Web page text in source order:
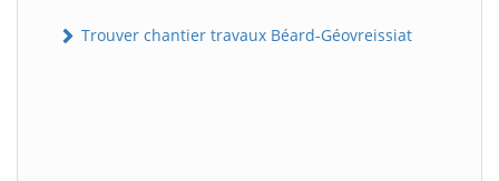
Trouver chantier travaux Béard-Géovreissiat